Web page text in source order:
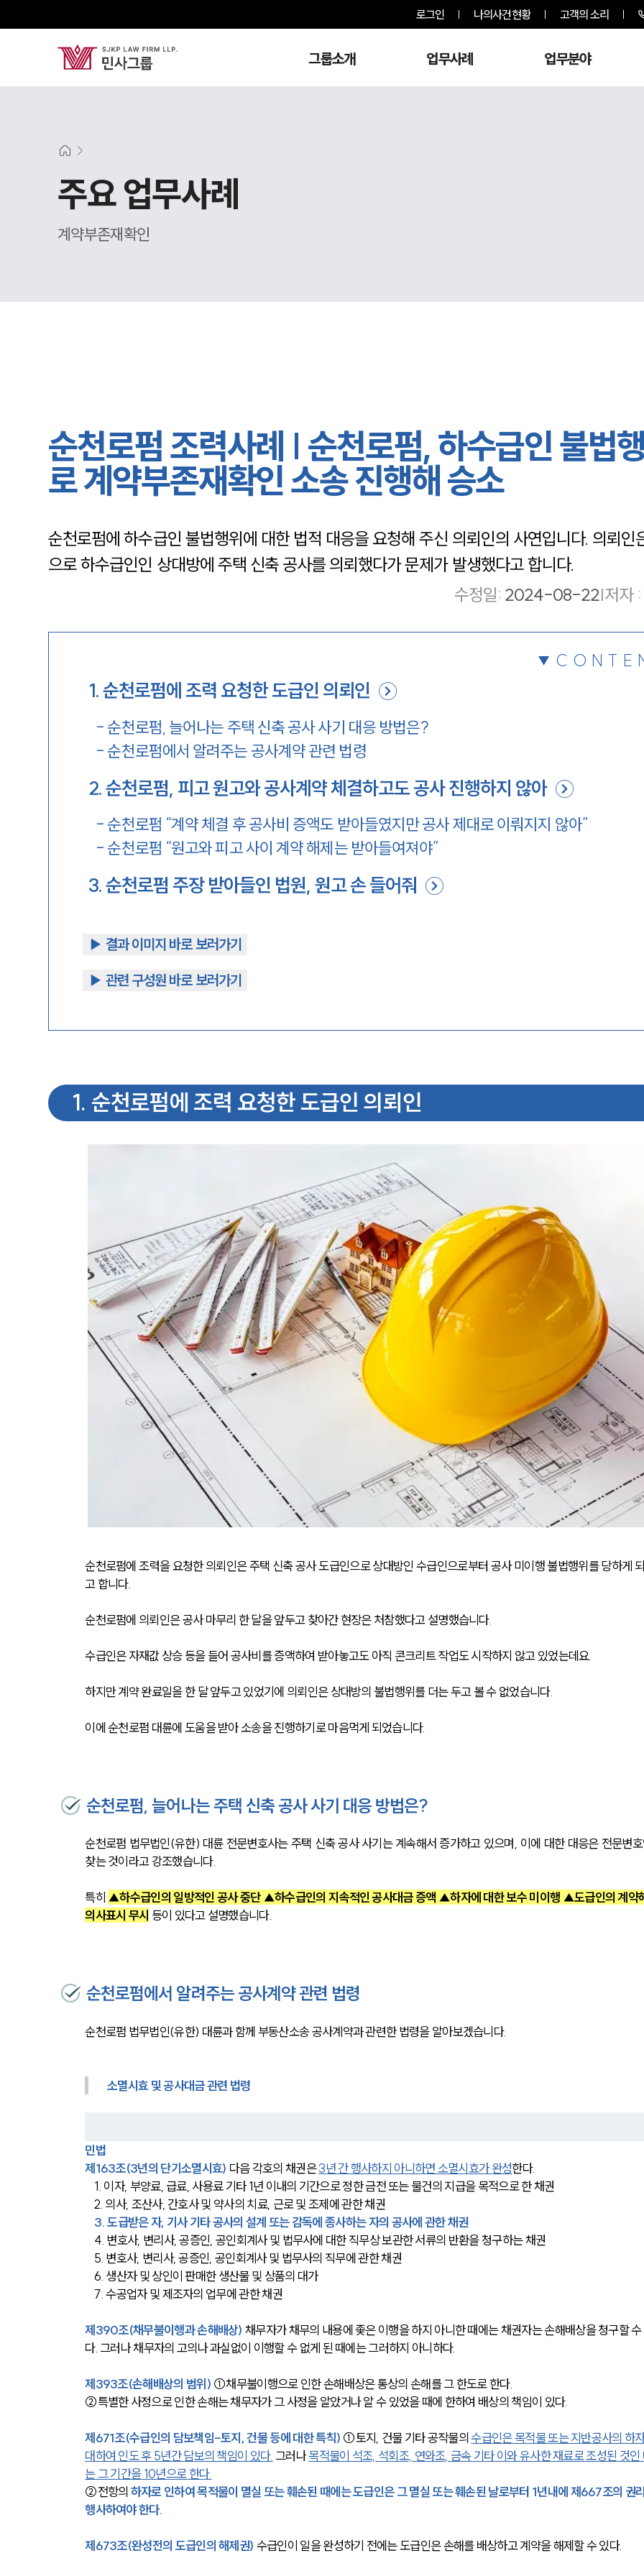
로그인 나의사건현황 고객의 소리
그룹소개 업무사례 업무분야
주요 업무사례
계약부존재확인
순천로펌 조력사례 | 순천로펌, 하수급인 불법
로 계약부존재확인 소송 진행해 승소
순천로펌에 하수급인 불법행위에 대한 법적 대응을 요청해 주신 의뢰인의 사연입니다. 의뢰인
으로 하수급인인 상대방에 주택 신축 공사를 의뢰했다가 문제가 발생했다고 합니다.
수정일: 2024-08-22|저자 :
1.순천로펌에 조력 요청한 도급인 의뢰인
-순천로펌, 늘어나는 주택 신축 공사 사기 대응 방법은?
-순천로펌에서 알려주는 공사계약 관련 법령
2.순천로펌, 피고 원고와 공사계약 체결하고도 공사 진행하지 않아
-순천로펌 “계약 체결 후 공사비 증액도 받아들였지만 공사 제대로 이뤄지지 않아”
-순천로펌 “원고와 피고 사이 계약 해제는 받아들여져야”
3.순천로펌 주장 받아들인 법원, 원고 손 들어줘
▶︎ 결과 이미지 바로 보러가기
▶︎ 관련 구성원 바로 보러가기
1. 순천로펌에 조력 요청한 도급인 의뢰인
순천로펌에 조력을 요청한 의뢰인은 주택 신축 공사 도급인으로 상대방인 수급인으로부터 공사 미이행 불법행위를 당하게
고 합니다.
순천로펌에 의뢰인은 공사 마무리 한 달을 앞두고 찾아간 현장은 처참했다고 설명했습니다.
수급인은 자재값 상승 등을 들어 공사비를 증액하여 받아놓고도 아직 콘크리트 작업도 시작하지 않고 있었는데요.
하지만 계약 완료일을 한 달 앞두고 있었기에 의뢰인은 상대방의 불법행위를 더는 두고 볼 수 없었습니다.
이에 순천로펌 대륜에 도움을 받아 소송을 진행하기로 마음먹게 되었습니다.
순천로펌, 늘어나는 주택 신축 공사 사기 대응 방법은?
순천로펌 법무법인(유한) 대륜 전문변호사는 주택 신축 공사 사기는 계속해서 증가하고 있으며, 이에 대한 대응은 전문변
찾는 것이라고 강조했습니다.
특히 ▲하수급인의 일방적인 공사 중단 ▲하수급인의 지속적인 공사대금 증액 ▲하자에 대한 보수 미이행 ▲도급인의 계약
의사표시 무시 등이 있다고 설명했습니다.
순천로펌에서 알려주는 공사계약 관련 법령
순천로펌 법무법인(유한) 대륜과 함께 부동산소송 공사계약과 관련한 법령을 알아보겠습니다.
소멸시효 및 공사대금 관련 법령
민법
제163조(3년의 단기소멸시효) 다음 각호의 채권은 3년 간 행사하지 아니하면 소멸시효가 완성한다.
    1. 이자, 부양료, 급료, 사용료 기타 1년 이내의 기간으로 정한 금전 또는 물건의 지급을 목적으로 한 채권
    2. 의사, 조산사, 간호사 및 약사의 치료, 근로 및 조제에 관한 채권
3. 도급받은 자, 기사 기타 공사의 설계 또는 감독에 종사하는 자의 공사에 관한 채권
    4. 변호사, 변리사, 공증인, 공인회계사 및 법무사에 대한 직무상 보관한 서류의 반환을 청구하는 채권
    5. 변호사, 변리사, 공증인, 공인회계사 및 법무사의 직무에 관한 채권
    6. 생산자 및 상인이 판매한 생산물 및 상품의 대가
    7. 수공업자 및 제조자의 업무에 관한 채권
제390조(채무불이행과 손해배상) 채무자가 채무의 내용에 좇은 이행을 하지 아니한 때에는 채권자는 손해배상을 청구할 수
다. 그러나 채무자의 고의나 과실없이 이행할 수 없게 된 때에는 그러하지 아니하다.
제393조(손해배상의 범위) ①채무불이행으로 인한 손해배상은 통상의 손해를 그 한도로 한다.
②특별한 사정으로 인한 손해는 채무자가 그 사정을 알았거나 알 수 있었을 때에 한하여 배상의 책임이 있다.
제671조(수급인의 담보책임-토지, 건물 등에 대한 특칙) ①토지, 건물 기타 공작물의 수급인은 목적물 또는 지반공사의 하
대하여 인도 후 5년간 담보의 책임이 있다. 그러나 목적물이 석조, 석회조, 연와조, 금속 기타 이와 유사한 재료로 조성된 것인
는 그 기간을 10년으로 한다.
②전항의 하자로 인하여 목적물이 멸실 또는 훼손된 때에는 도급인은 그 멸실 또는 훼손된 날로부터 1년내에 제667조의 권
행사하여야 한다.
제673조(완성전의 도급인의 해제권) 수급인이 일을 완성하기 전에는 도급인은 손해를 배상하고 계약을 해제할 수 있다.